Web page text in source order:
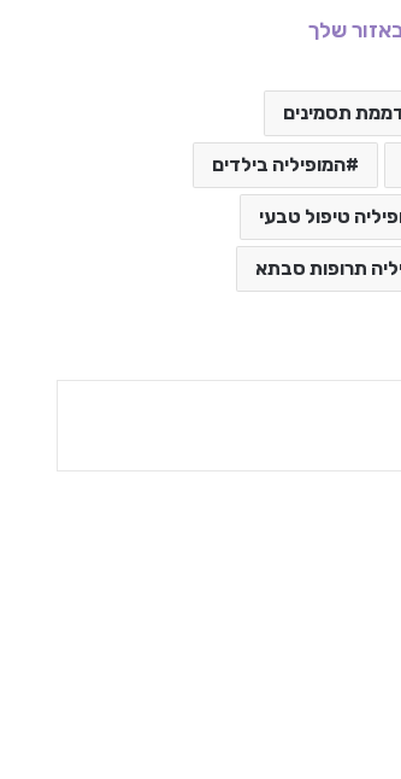
שלך
תסמינים
המופיליה בילדים
טיפול טבעי
תרופות סבתא